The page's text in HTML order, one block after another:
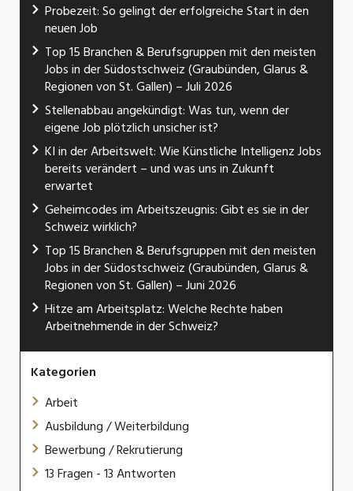
Probezeit: So gelingt der erfolgreiche Start in den
neuen Job
Top 15 Branchen & Berufsgruppen mit den meisten
Jobs in der Südostschweiz (Graubünden, Glarus &
Regionen von St. Gallen) – Juli 2026
Stellenabbau angekündigt: Was tun, wenn der
eigene Job plötzlich unsicher ist?
KI in der Arbeitswelt: Wie Künstliche Intelligenz Jobs
bereits verändert – und was uns in Zukunft
erwartet
Geheimcodes im Arbeitszeugnis: Gibt es sie in der
Schweiz wirklich?
Top 15 Branchen & Berufsgruppen mit den meisten
Jobs in der Südostschweiz (Graubünden, Glarus &
Regionen von St. Gallen) – Juni 2026
Hitze am Arbeitsplatz: Welche Rechte haben
Arbeitnehmende in der Schweiz?
Kategorien
Arbeit
Ausbildung / Weiterbildung
Bewerbung / Rekrutierung
13 Fragen - 13 Antworten